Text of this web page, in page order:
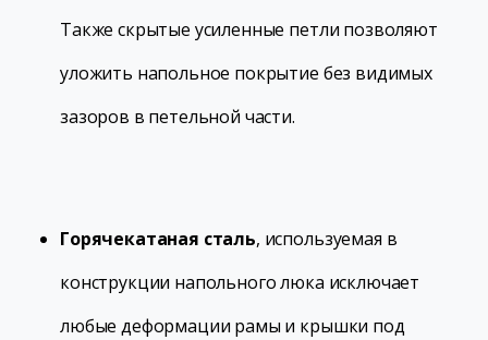
Также скрытые усиленные петли позволяют
уложить напольное покрытие без видимых
зазоров в петельной части.
Горячекатаная сталь, используемая в
конструкции напольного люка исключает
любые деформации рамы и крышки под